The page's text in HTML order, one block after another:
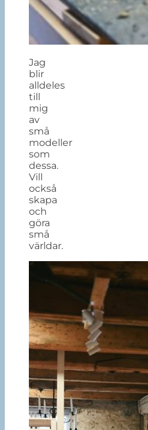
Jag
blir
alldeles
till
mig
av
små
modeller
som
dessa.
Vill
också
skapa
och
göra
små
världar.